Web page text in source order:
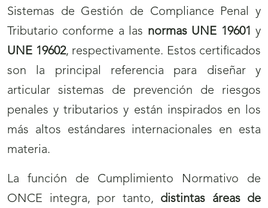
Sistemas de Gestión de Compliance Penal y
Tributario conforme a las normas UNE 19601 y
UNE 19602, respectivamente. Estos certificados
son la principal referencia para diseñar y
articular sistemas de prevención de riesgos
penales y tributarios y están inspirados en los
más altos estándares internacionales en esta
materia.
La función de Cumplimiento Normativo de
ONCE integra, por tanto, distintas áreas de